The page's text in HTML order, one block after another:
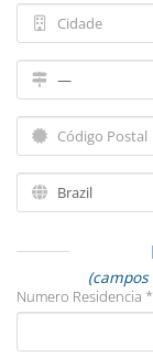
Numero Residencia *